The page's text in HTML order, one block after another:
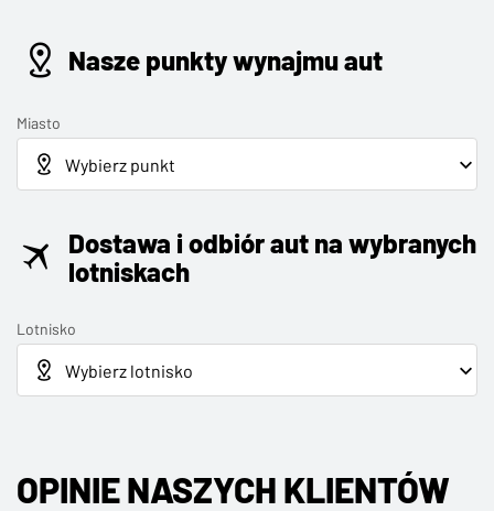
Nasze punkty wynajmu aut
Miasto
Dostawa i odbiór aut na wybranych
lotniskach
Lotnisko
OPINIE NASZYCH KLIENTÓW